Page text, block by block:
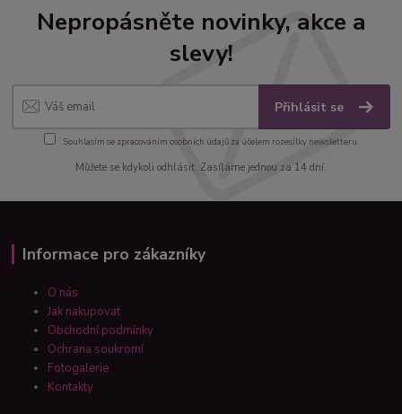
Nepropásněte novinky, akce a
slevy!
Přihlásit se
Souhlasím se zpracováním osobních údajůza účelem rozesílky newsletteru.
Můžete se kdykoli odhlásit. Zasíláme jednou za 14 dní.
Informace pro zákazníky
O nás
Jak nakupovat
Obchodní podmínky
Ochrana soukromí
Fotogalerie
Kontakty